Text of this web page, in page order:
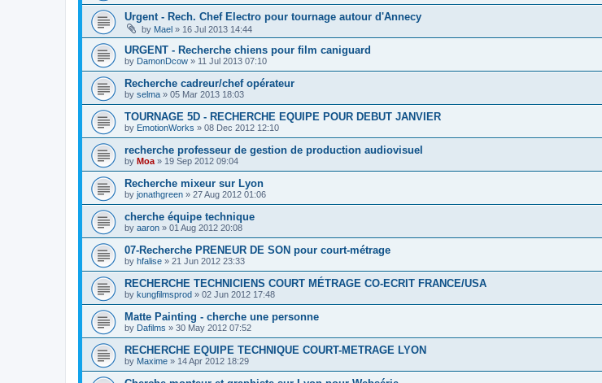
Urgent - Rech. Chef Electro pour tournage autour d'Annecy
by Mael » 16 Jul 2013 14:44
URGENT - Recherche chiens pour film caniguard
by DamonDcow » 11 Jul 2013 07:10
Recherche cadreur/chef opérateur
by selma » 05 Mar 2013 18:03
TOURNAGE 5D - RECHERCHE EQUIPE POUR DEBUT JANVIER
by EmotionWorks » 08 Dec 2012 12:10
recherche professeur de gestion de production audiovisuel
by Moa » 19 Sep 2012 09:04
Recherche mixeur sur Lyon
by jonathgreen » 27 Aug 2012 01:06
cherche équipe technique
by aaron » 01 Aug 2012 20:08
07-Recherche PRENEUR DE SON pour court-métrage
by hfalise » 21 Jun 2012 23:33
RECHERCHE TECHNICIENS COURT MÉTRAGE CO-ECRIT FRANCE/USA
by kungfilmsprod » 02 Jun 2012 17:48
Matte Painting - cherche une personne
by Dafilms » 30 May 2012 07:52
RECHERCHE EQUIPE TECHNIQUE COURT-METRAGE LYON
by Maxime » 14 Apr 2012 18:29